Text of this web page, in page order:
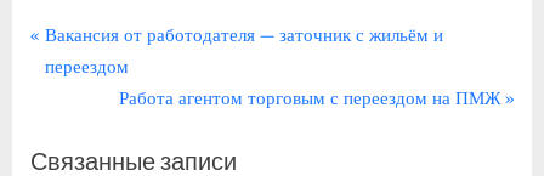
Навигация
по
П
р
ы
Вакансия от работодателя — заточник с жильём и
переездом
С
е
Работа агентом торговым с переездом на ПМЖ
Связанные записи